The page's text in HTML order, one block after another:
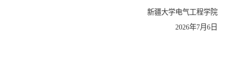
新疆大学电气工程学院
2026年7月6日